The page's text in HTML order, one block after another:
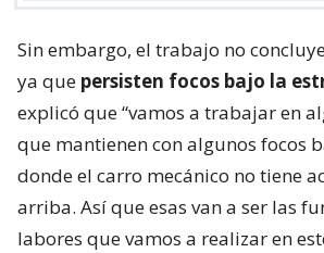
Sin embargo, el trabajo no
ya que persisten focos bajo la
explicó que “vamos a trabajar en
que mantienen con algunos focos
donde el carro mecánico no tiene
arriba. Así que esas van a ser las
labores que vamos a realizar en